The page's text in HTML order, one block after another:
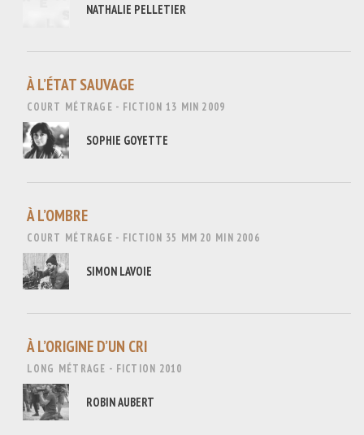
NATHALIE PELLETIER
À L’ÉTAT SAUVAGE
COURT MÉTRAGE - FICTION 13 MIN 2009
SOPHIE GOYETTE
À L’OMBRE
COURT MÉTRAGE - FICTION 35 MM 20 MIN 2006
SIMON LAVOIE
À L’ORIGINE D’UN CRI
LONG MÉTRAGE - FICTION 2010
ROBIN AUBERT